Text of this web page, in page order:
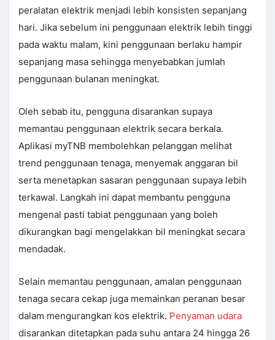
peralatan elektrik menjadi lebih konsisten sepanjang
hari. Jika sebelum ini penggunaan elektrik lebih tinggi
pada waktu malam, kini penggunaan berlaku hampir
sepanjang masa sehingga menyebabkan jumlah
penggunaan bulanan meningkat.
Oleh sebab itu, pengguna disarankan supaya
memantau penggunaan elektrik secara berkala.
Aplikasi myTNB membolehkan pelanggan melihat
trend penggunaan tenaga, menyemak anggaran bil
serta menetapkan sasaran penggunaan supaya lebih
terkawal. Langkah ini dapat membantu pengguna
mengenal pasti tabiat penggunaan yang boleh
dikurangkan bagi mengelakkan bil meningkat secara
mendadak.
Selain memantau penggunaan, amalan penggunaan
tenaga secara cekap juga memainkan peranan besar
dalam mengurangkan kos elektrik. Penyaman udara
disarankan ditetapkan pada suhu antara 24 hingga 26